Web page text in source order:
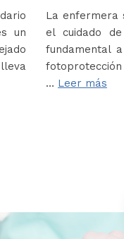
un
La enfermera
el cuidado
fundamental
… Leer más